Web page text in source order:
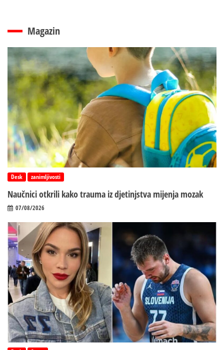
Magazin
Desk zanimljivosti
Naučnici otkrili kako trauma iz d‌jetinjstva mijenja mozak
07/08/2026